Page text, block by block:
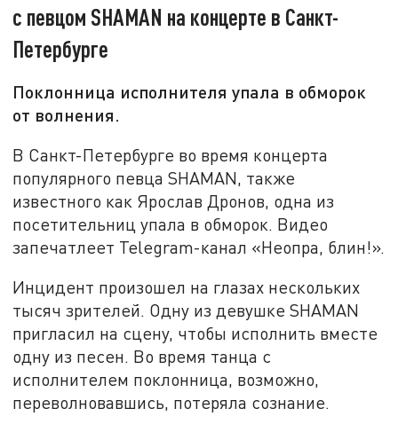
с певцом SHAMAN на концерте в Санкт-
Петербурге
Поклонница исполнителя упала в обморок
от волнения.
В Санкт-Петербурге во время концерта
популярного певца SHAMAN, также
известного как Ярослав Дронов, одна из
посетительниц упала в обморок. Видео
запечатлеет Telegram-канал «Неопра, блин!».
Инцидент произошел на глазах нескольких
тысяч зрителей. Одну из девушке SHAMAN
пригласил на сцену, чтобы исполнить вместе
одну из песен. Во время танца с
исполнителем поклонница, возможно,
переволновавшись, потеряла сознание.